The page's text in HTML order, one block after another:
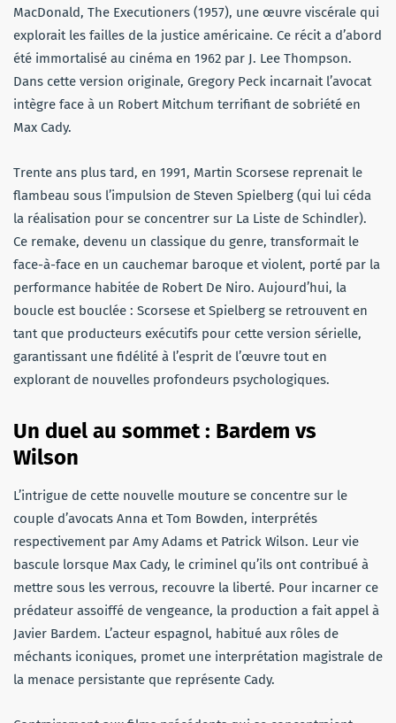
MacDonald, The Executioners (1957), une œuvre viscérale qui
explorait les failles de la justice américaine. Ce récit a d’abord
été immortalisé au cinéma en 1962 par J. Lee Thompson.
Dans cette version originale, Gregory Peck incarnait l’avocat
intègre face à un Robert Mitchum terrifiant de sobriété en
Max Cady.
Trente ans plus tard, en 1991, Martin Scorsese reprenait le
flambeau sous l’impulsion de Steven Spielberg (qui lui céda
la réalisation pour se concentrer sur La Liste de Schindler).
Ce remake, devenu un classique du genre, transformait le
face-à-face en un cauchemar baroque et violent, porté par la
performance habitée de Robert De Niro. Aujourd’hui, la
boucle est bouclée : Scorsese et Spielberg se retrouvent en
tant que producteurs exécutifs pour cette version sérielle,
garantissant une fidélité à l’esprit de l’œuvre tout en
explorant de nouvelles profondeurs psychologiques.
Un duel au sommet : Bardem vs
Wilson
L’intrigue de cette nouvelle mouture se concentre sur le
couple d’avocats Anna et Tom Bowden, interprétés
respectivement par Amy Adams et Patrick Wilson. Leur vie
bascule lorsque Max Cady, le criminel qu’ils ont contribué à
mettre sous les verrous, recouvre la liberté. Pour incarner ce
prédateur assoiffé de vengeance, la production a fait appel à
Javier Bardem. L’acteur espagnol, habitué aux rôles de
méchants iconiques, promet une interprétation magistrale de
la menace persistante que représente Cady.